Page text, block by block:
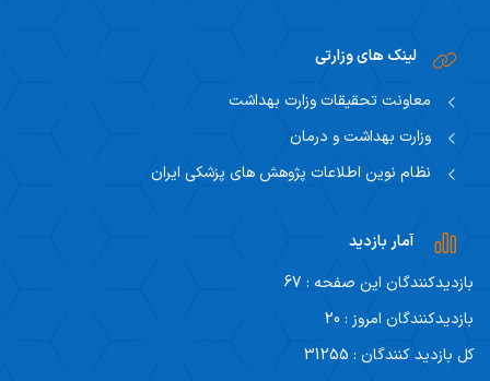
لینک های وزارتی
معاونت تحقیقات وزارت بهداشت
وزارت بهداشت و درمان
نظام نوین اطلاعات پژوهش های پزشکی ایران
آمار بازدید
بازدیدکنندگان این صفحه : 67
بازدیدکنندگان امروز : 20
کل بازدید کنندگان : 31255